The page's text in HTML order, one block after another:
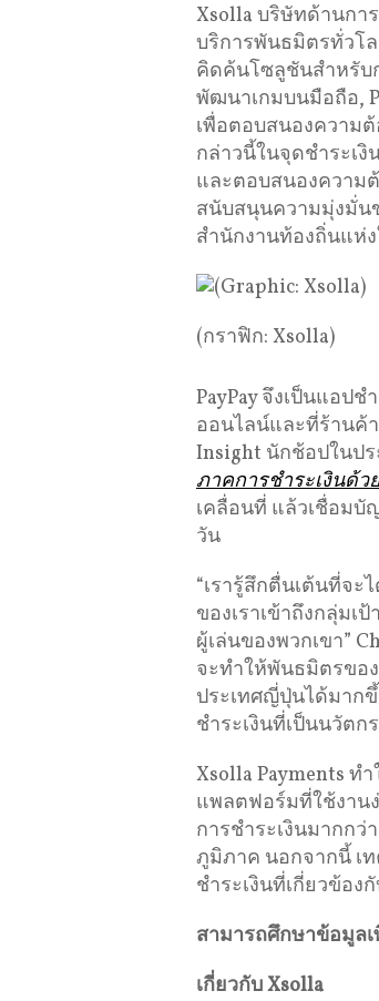
Xsolla บริษัทด้านการ
บริการพันธมิตรทั่วโ
คิดค้นโซลูชันสำหรับ
พัฒนาเกมบนมือถือ,
เพื่อตอบสนองความต้
กล่าวนี้ในจุดชำระเ
และตอบสนองความ
สนับสนุนความมุ่งมั่น
สำนักงานท้องถิ่นแห่
(กราฟิก: Xsolla)
PayPay จึงเป็นแอป
ออนไลน์และที่ร้านค้
Insight นักช้อปในปร
ภาคการชำระเงินด้ว
เคลื่อนที่ แล้วเชื่อมบั
วัน
“เรารู้สึกตื่นเต้นที่จะ
ของเราเข้าถึงกลุ่มเ
ผู้เล่นของพวกเขา”
จะทำให้พันธมิตรขอ
ประเทศญี่ปุ่นได้มาก
ชำระเงินที่เป็นนวัตก
Xsolla Payments ท
แพลตฟอร์มที่ใช้งาน
การชำระเงินมากกว่
ภูมิภาค นอกจากนี้ เ
ชำระเงินที่เกี่ยวข้อง
สามารถศึกษาข้อมูลเ
เกี่ยวกับXsolla